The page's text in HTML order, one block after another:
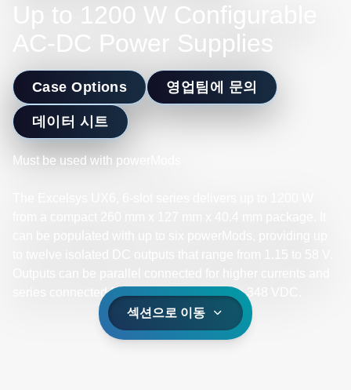
Up to 1200 W Configurable
AC-DC Power Supplies
Case Options 영업팀에 문의
데이터 시트
Must be used with powerMods
series connected for higher voltages up to 348 VDC.​
섹션으로 이동